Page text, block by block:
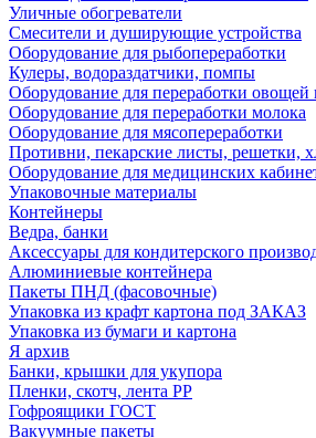
Уличные обогреватели
Смесители и душирующие устройства
Оборудование для рыбопереработки
Кулеры, водораздатчики, помпы
Оборудование для переработки овощей
Оборудование для переработки молока
Оборудование для мясопереработки
Противни, пекарские листы, решетки,
Оборудование для медицинских
Упаковочные материалы
Контейнеры
Ведра, банки
Аксессуары для кондитерского
Алюминиевые контейнера
Пакеты ПНД (фасовочные)
Упаковка из крафт картона под ЗАКАЗ
Упаковка из бумаги и картона
Я архив
Банки, крышки для укупора
Пленки, скотч, лента РР
Гофроящики ГОСТ
Вакуумные пакеты